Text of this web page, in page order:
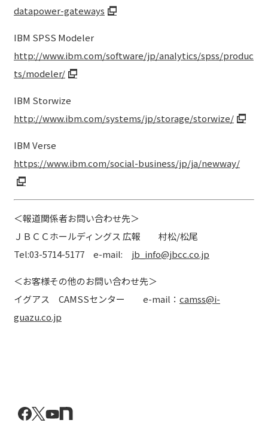
datapower-gateways
IBM SPSS Modeler
http://www.ibm.com/software/jp/analytics/spss/produc
ts/modeler/
IBM Storwize
http://www.ibm.com/systems/jp/storage/storwize/
IBM Verse
https://www.ibm.com/social-business/jp/ja/newway/
＜報道関係者お問い合わせ先＞
ＪＢＣＣホールディングス 広報 村松/松尾
Tel:03-5714-5177 e-mail: jb_info@jbcc.co.jp
＜お客様その他のお問い合わせ先＞
イグアス CAMSSセンター e-mail： camss@i-
guazu.co.jp